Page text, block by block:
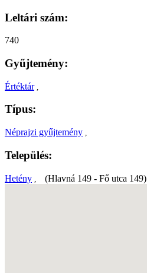
Leltári szám:
740
Gyűjtemény:
Értéktár
Típus:
Néprajzi gyűjtemény ,
Település:
Hetény (Hlavná 149 - Fő utca 149)